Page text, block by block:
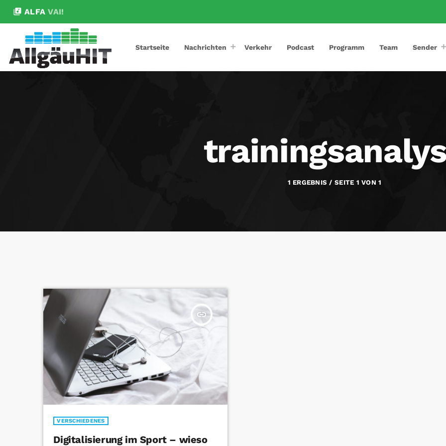
library_music ALFA VAI!
Startseite Nachrichten Verkehr Podcast Programm Team Sender
1 ERGEBNIS / SEITE 1 VON 1
insert_link
VERSCHIEDENES
Digitalisierung im Sport – wieso